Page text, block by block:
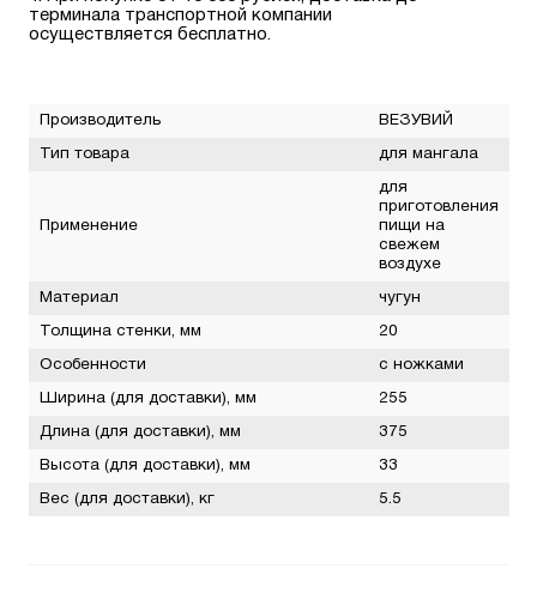
терминала транспортной компании
осуществляется бесплатно.
Производитель ВЕЗУВИЙ
Тип товара для мангала
Применение
для
приготовления
пищи на
свежем
воздухе
Материал чугун
Толщина стенки, мм 20
Особенности с ножками
Ширина (для доставки), мм 255
Длина (для доставки), мм 375
Высота (для доставки), мм 33
Вес (для доставки), кг 5.5